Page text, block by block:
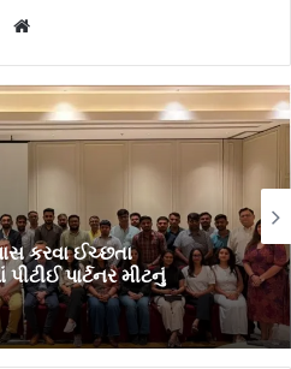
Website
સાહિત્યિક
ઉજાગર કરવા VNSGU